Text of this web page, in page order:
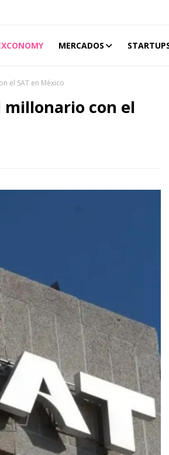
MERCADOS
el SAT en México
millonario con el